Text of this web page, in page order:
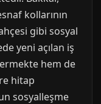
kollarının
gibi sosyal
yeni açılan iş
hem de
hitap
sosyalleşme